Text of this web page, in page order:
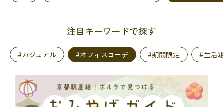
注目キーワードで探す
#カジュアル #オフィスコーデ #期間限定 #生活